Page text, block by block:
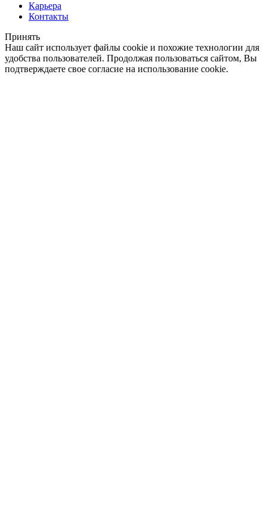
Карьера
Контакты
Принять
Наш сайт использует файлы cookie и похожие технологии для
удобства пользователей. Продолжая пользоваться сайтом, Вы
подтверждаете свое согласие на использование cookie.